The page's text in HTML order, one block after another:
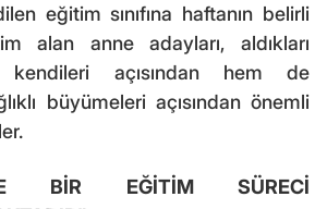
eğitim sınıfına haftanın belirli
alan anne adayları, aldıkları
açısından hem de
büyümeleri açısından önemli
BİR EĞİTİM SÜRECİ